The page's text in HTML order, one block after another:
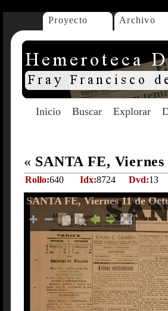
Proyecto Archivo
Inicio Buscar Explorar
« SANTA FE,
Rollo:640 Idx:8724 Dvd:13
SANTA FE, Viernes 11 de